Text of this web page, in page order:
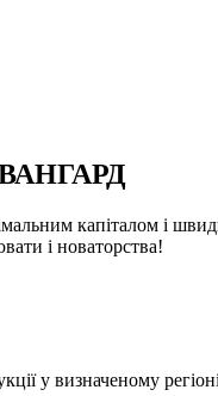
капіталом і
і новаторства!
у визначеному